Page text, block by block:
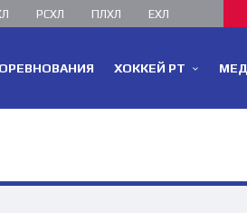
РСХЛ ПЛХЛ ЕХЛ
ХОККЕЙ РТ